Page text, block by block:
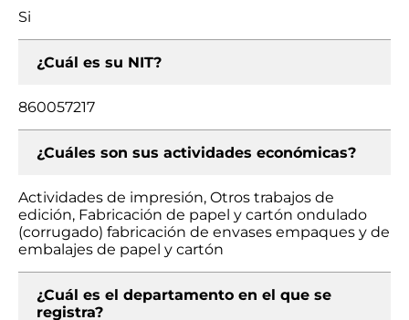
Si
¿Cuál es su NIT?
860057217
¿Cuáles son sus actividades económicas?
Actividades de impresión, Otros trabajos de
edición, Fabricación de papel y cartón ondulado
(corrugado) fabricación de envases empaques y de
embalajes de papel y cartón
¿Cuál es el departamento en el que se
registra?